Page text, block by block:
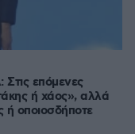
επόμενες
ή χάος», αλλά
οποιοσδήποτε